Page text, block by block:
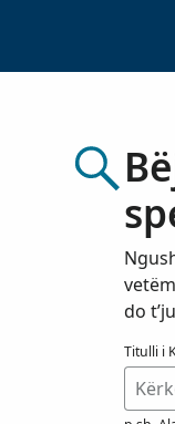
do
Titulli i